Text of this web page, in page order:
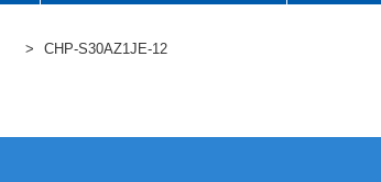
CHP-S30AZ1JE-12